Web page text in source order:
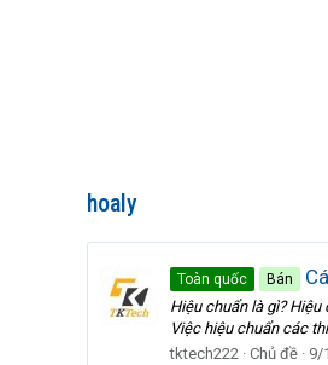
hoaly
Toàn quốc Bán
Hiệu chuẩn là gì?
Việc hiệu chuẩn các
tktech222
Chủ đề 9/